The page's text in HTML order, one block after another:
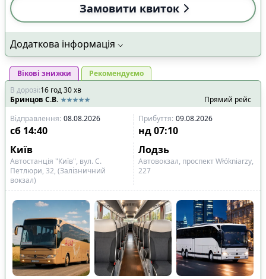
Замовити квиток
Додаткова інформація
Вікові знижки
Рекомендуємо
В дорозі:16 год30хв
Бринцов С.В.
Прямий рейс
Відправлення: 08.08.2026 Прибуття: 09.08.2026
сб 14:40 нд 07:10
Київ
Лодзь
Автостанція "Київ", вул. С.
Петлюри, 32, (Залізничний
вокзал)
Автовокзал, проспект Włókniarzy,
227